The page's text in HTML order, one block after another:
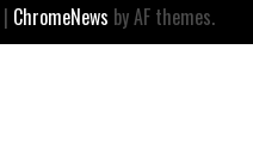
| ChromeNews by AF themes.